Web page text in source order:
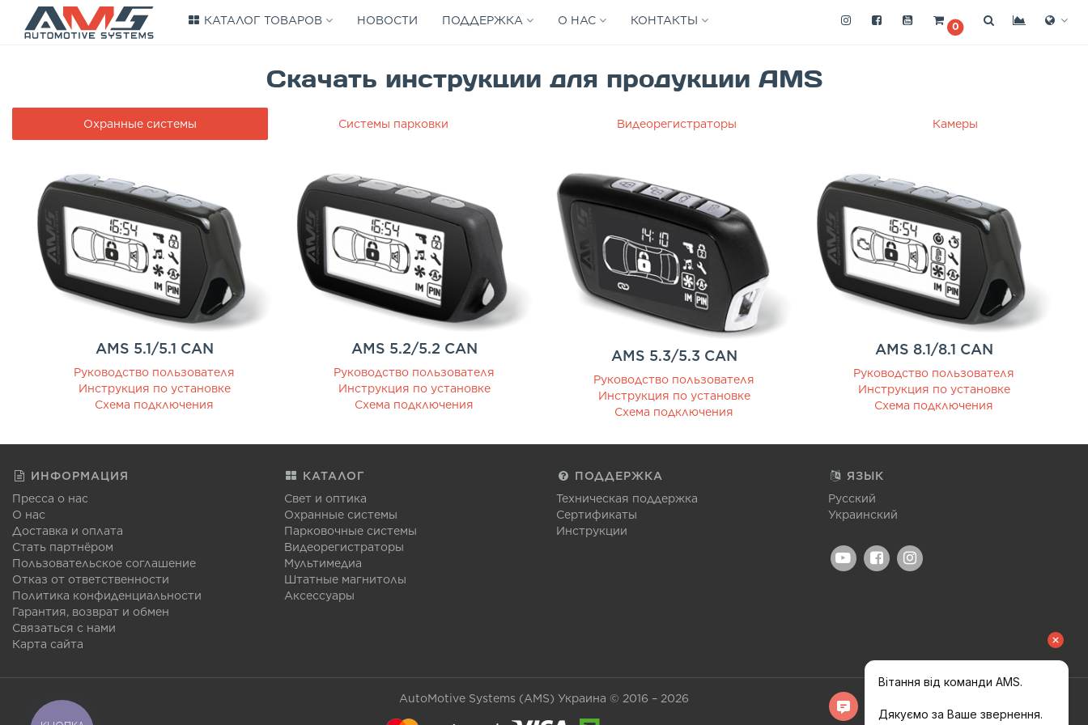
КАТАЛОГ ТОВАРОВ НОВОСТИ ПОДДЕРЖКА О НАС КОНТАКТЫ 0
Скачать инструкции для продукции AMS
Охранные системы Системы парковки Видеорегистраторы Камеры
AMS 5.1/5.1 CAN
Руководство пользователя
Инструкция по установке
Схема подключения
AMS 5.2/5.2 CAN
Руководство пользователя
Инструкция по установке
Схема подключения
AMS 5.3/5.3 CAN
Руководство пользователя
Инструкция по установке
Схема подключения
AMS 8.1/8.1 CAN
Руководство пользователя
Инструкция по установке
Схема подключения
ИНФОРМАЦИЯ
Пресса о нас
О нас
Доставка и оплата
Стать партнёром
Пользовательское соглашение
Отказ от ответственности
Политика конфиденциальности
Гарантия, возврат и обмен
Связаться с нами
Карта сайта
КАТАЛОГ
Свет и оптика
Охранные системы
Парковочные системы
Видеорегистраторы
Мультимедиа
Штатные магнитолы
Аксессуары
ПОДДЕРЖКА
Техническая поддержка
Сертификаты
Инструкции
ЯЗЫК
Русский
Украинский
AutoMotive Systems (AMS) Украина © 2016 – 2026